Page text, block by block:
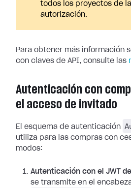
todos los proyectos de
autorización.
Para obtener más información
con claves de API, consulte las
Autenticación con
el acceso de invitado
El esquema de autenticación
utiliza para las compras con
modos:
Autenticación con el JWT
se transmite en el